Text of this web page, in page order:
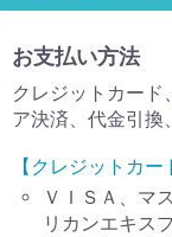
お支払い方法
クレジットカード
ア決済、代金引換
【クレジットカー
ＶＩＳＡ、マ
リカンエキス